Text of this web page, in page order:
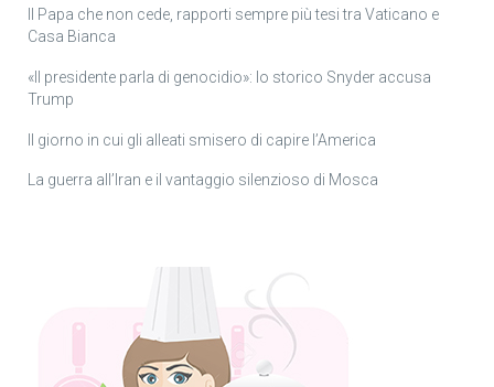
Il Papa che non cede, rapporti sempre più tesi tra Vaticano e
Casa Bianca
«Il presidente parla di genocidio»: lo storico Snyder accusa
Trump
Il giorno in cui gli alleati smisero di capire l’America
La guerra all’Iran e il vantaggio silenzioso di Mosca